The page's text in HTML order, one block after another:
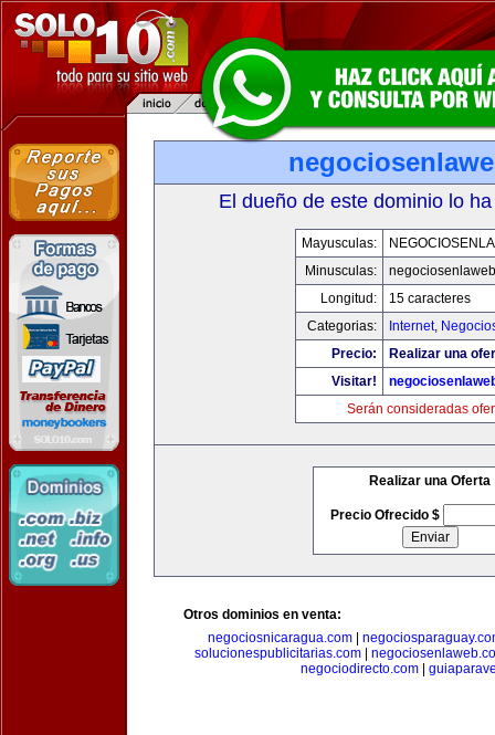
El dueño de este dominio lo
Mayusculas:
Minusculas:
Longitud:
15 caracteres
Categorias:
Internet,
Precio:
Realizar una
Visitar!
Serán consideradas
Realizar una Oferta
Precio Ofrecido $
Otros dominios en venta:
negociosnicaragua.com
solucionespublicitarias.com
negociodirecto.com